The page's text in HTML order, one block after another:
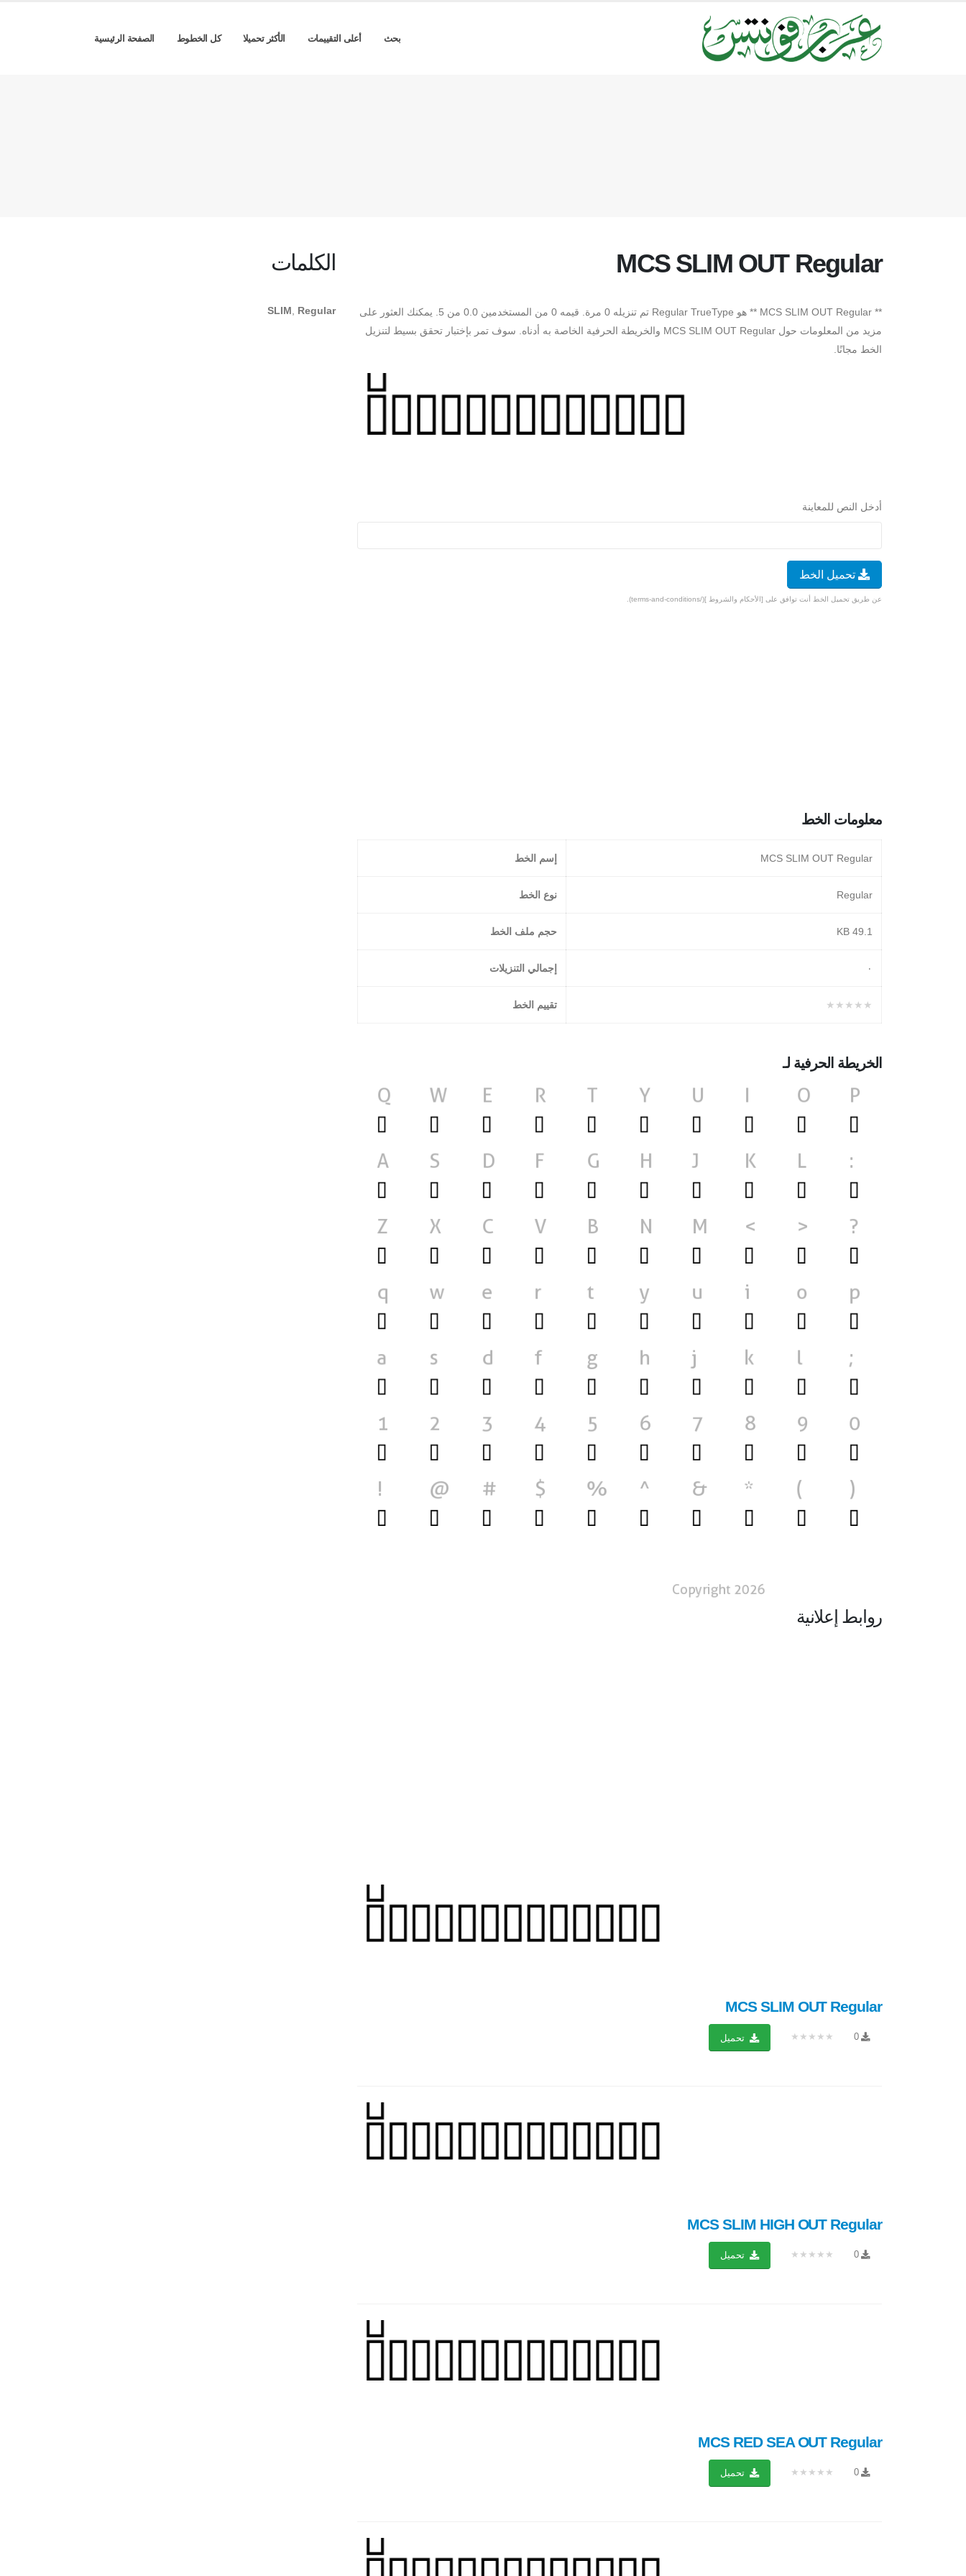
بحث أعلى التقييمات الأكثر تحميلا كل الخطوط الصفحة الرئيسية
MCS SLIM OUT Regular
** MCS SLIM OUT Regular ** هو Regular TrueType تم تنزيله 0 مرة. قيمه 0 من المستخدمين 0.0 من 5. يمكنك العثور على
مزيد من المعلومات حول MCS SLIM OUT Regular والخريطة الحرفية الخاصة به أدناه. سوف تمر بإختبار تحقق بسيط لتنزيل
الخط مجانًا.
أدخل النص للمعاينة
تحميل الخط
عن طريق تحميل الخط أنت توافق على [الأحكام والشروط ](/terms-and-conditions).
معلومات الخط
MCS SLIM OUT Regular إسم الخط
Regular نوع الخط
49.1 KB حجم ملف الخط
۰ إجمالي التنزيلات
★★★★★ تقييم الخط
الخريطة الحرفية لـ
روابط إعلانية
MCS SLIM OUT Regular
0
★★★★★ تحميل
MCS SLIM HIGH OUT Regular
0
★★★★★ تحميل
MCS RED SEA OUT Regular
0
★★★★★ تحميل
الكلمات
SLIM Regular